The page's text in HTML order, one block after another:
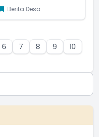
Berita Desa
6 7 8 9
10